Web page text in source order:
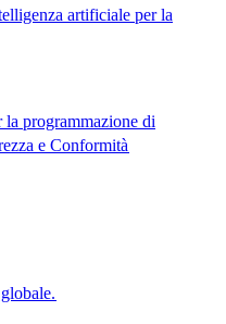
artificiale per la
la programmazione di
e Conformità​​